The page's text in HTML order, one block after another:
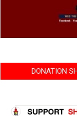
DONATION